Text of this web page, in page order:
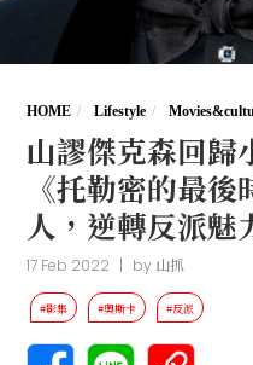
HOME Lifestyle
山謬傑克森回歸
《托勒密的最
人，逆轉反派魅
17 Feb 2022 | by 山抓
#影集 #奧斯卡 #反派